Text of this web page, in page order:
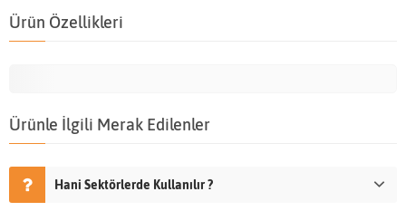
Ürün Özellikleri
Ürünle İlgili Merak Edilenler
Hani Sektörlerde Kullanılır ?